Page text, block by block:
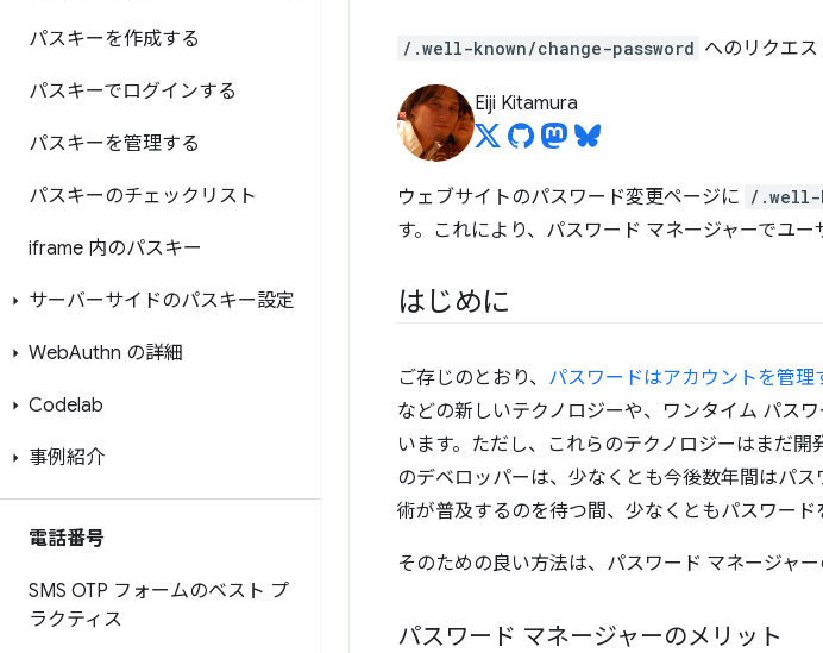
パスキーを作成する
パスキーでログインする
パスキーを管理する
パスキーのチェックリスト
iframe 内のパスキー
サーバーサイドのパスキー設定
WebAuthn の詳細
Codelab
事例紹介
電話番号
SMS OTP フォームのベスト プ
ラクティス
/.well-known/change-password へのリクエ
Eiji Kitamura
ウェブサイトのパスワード変更ページに /.well-
す。これにより、パスワード マネージャーでユ
はじめに
ご存じのとおり、 パスワードはアカウントを管
などの新しいテクノロジーや、ワンタイム パス
います。ただし、これらのテクノロジーはまだ
のデベロッパーは、少なくとも今後数年間はパ
術が普及するのを待つ間、少なくともパスワード
そのための良い方法は、パスワード マネージャー
パスワード マネージャーのメリット